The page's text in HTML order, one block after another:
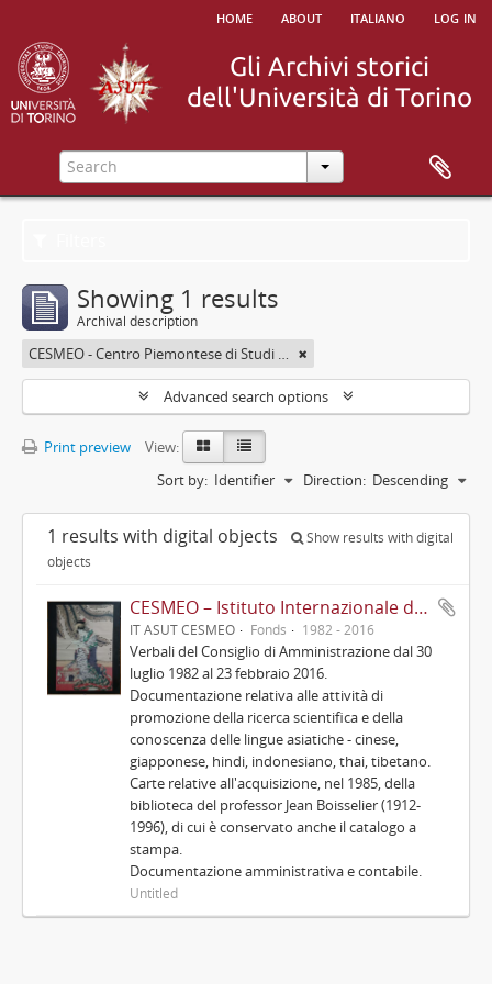
home about italiano log in
Showing 1 results
Archival description
CESMEO - Centro Piemontese di Studi sul Medio ed Estremo Oriente
Advanced search options
Print preview
View:
Sort by: Identifier Direction: Descending
1 results with digital objects
Show results with digital
objects
CESMEO – Istituto Internazionale di Studi Asiatici Avanzati
IT ASUT CESMEO Fonds 1982 - 2016
Verbali del Consiglio di Amministrazione dal 30
luglio 1982 al 23 febbraio 2016.
Documentazione relativa alle attività di
promozione della ricerca scientifica e della
conoscenza delle lingue asiatiche - cinese,
giapponese, hindi, indonesiano, thai, tibetano.
Carte relative all'acquisizione, nel 1985, della
biblioteca del professor Jean Boisselier (1912-
1996), di cui è conservato anche il catalogo a
stampa.
Documentazione amministrativa e contabile.
Untitled